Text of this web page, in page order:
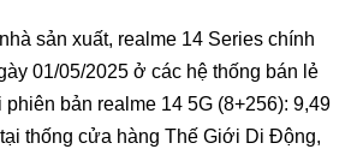
sản xuất, realme 14 Series chính
01/05/2025 ở các hệ thống bán lẻ
bản realme 14 5G (8+256): 9,49
thống cửa hàng Thế Giới Di Động,